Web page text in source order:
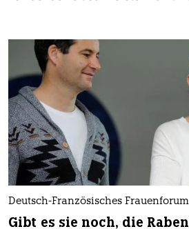
Deutsch-Französisches Frauenforum
Gibt es sie noch, die